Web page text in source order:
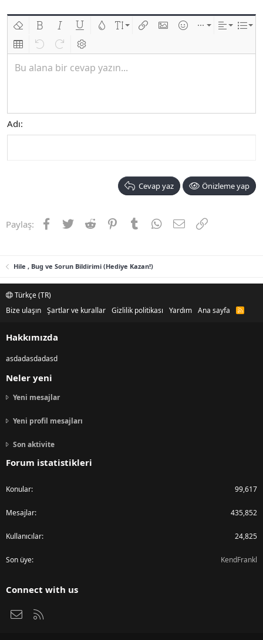
Biçimlendirmeyi kaldır
Kalın Yatık Altını çiz
Insert table
Geri alileri alBB kodunu değiştir
Bu alana bir cevap yazın...
Adı
Cevap yaz Önizleme yap
Paylaş: Facebook
TwitterReddit PinterestTumblrWhatsApp
E-postaLink
Hile , Bug ve Sorun Bildirimi (Hediye Kazan!)
Türkçe (TR)
Bize ulaşın Şartlar ve kurallar Gizlilik politikası Yardım Ana sayfa
R
Hakkımızda
asdadasdadasd
Neler yeni
Yeni mesajlar
Yeni profil mesajları
Son aktivite
Forum istatistikleri
Konular 99,617
Mesajlar 435,852
Kullanıcılar 24,825
Son üye KendFrankl
Connect with us
Bize ulaşın